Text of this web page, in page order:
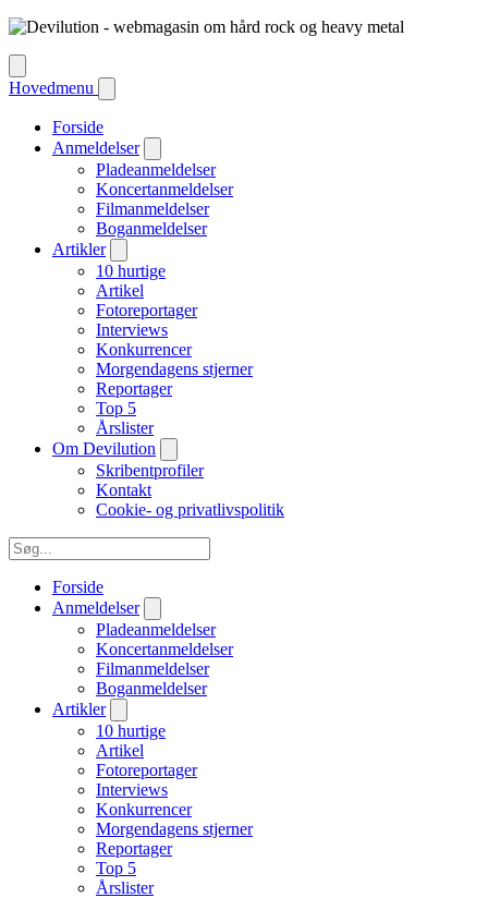
Hovedmenu
Forside
Anmeldelser
Pladeanmeldelser
Koncertanmeldelser
Filmanmeldelser
Boganmeldelser
Artikler
10 hurtige
Artikel
Fotoreportager
Interviews
Konkurrencer
Morgendagens stjerner
Reportager
Top 5
Årslister
Om Devilution
Skribentprofiler
Kontakt
Cookie- og privatlivspolitik
Forside
Anmeldelser
Pladeanmeldelser
Koncertanmeldelser
Filmanmeldelser
Boganmeldelser
Artikler
10 hurtige
Artikel
Fotoreportager
Interviews
Konkurrencer
Morgendagens stjerner
Reportager
Top 5
Årslister